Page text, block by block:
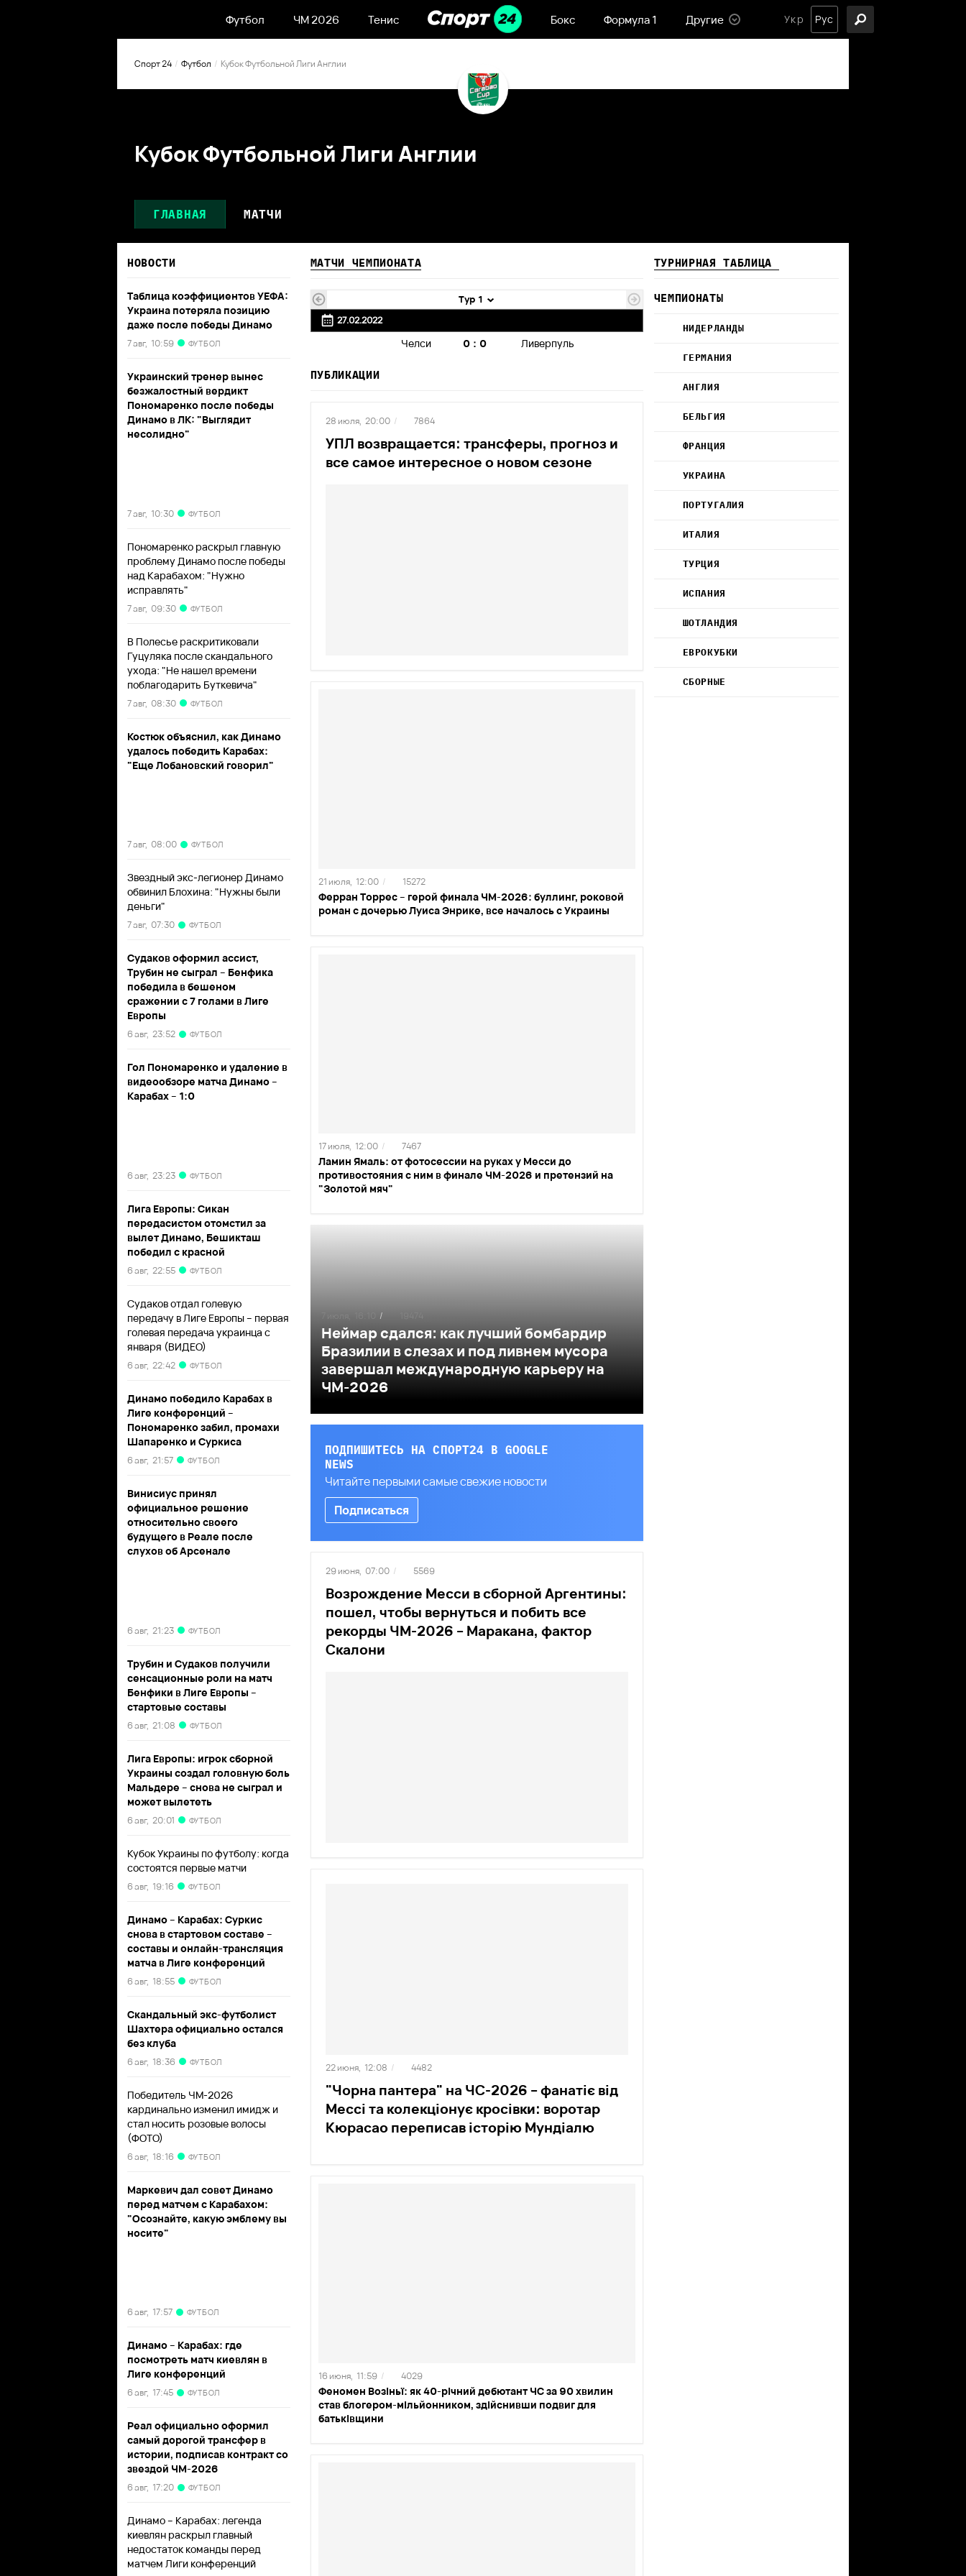
Футбол ЧМ 2026 Тенис Бокс Формула 1 Другие Укр Рус
Спорт 24 Футбол Кубок Футбольной Лиги Англии
Кубок Футбольной Лиги Англии
ГЛАВНАЯ МАТЧИ
НОВОСТИ
Таблица коэффициентов УЕФА:
Украина потеряла позицию
даже после победы Динамо
7 авг, 10:59 ФУТБОЛ
Украинский тренер вынес
безжалостный вердикт
Пономаренко после победы
Динамо в ЛК: "Выглядит
несолидно"
7 авг, 10:30 ФУТБОЛ
Пономаренко раскрыл главную
проблему Динамо после победы
над Карабахом: "Нужно
исправлять"
7 авг, 09:30 ФУТБОЛ
В Полесье раскритиковали
Гуцуляка после скандального
ухода: "Не нашел времени
поблагодарить Буткевича"
7 авг, 08:30 ФУТБОЛ
Костюк объяснил, как Динамо
удалось победить Карабах:
"Еще Лобановский говорил"
7 авг, 08:00 ФУТБОЛ
Звездный экс-легионер Динамо
обвинил Блохина: "Нужны были
деньги"
7 авг, 07:30 ФУТБОЛ
Судаков оформил ассист,
Трубин не сыграл – Бенфика
победила в бешеном
сражении с 7 голами в Лиге
Европы
6 авг, 23:52 ФУТБОЛ
Гол Пономаренко и удаление в
видеообзоре матча Динамо –
Карабах – 1:0
6 авг, 23:23 ФУТБОЛ
Лига Европы: Сикан
передасистом отомстил за
вылет Динамо, Бешикташ
победил с красной
6 авг, 22:55 ФУТБОЛ
Судаков отдал голевую
передачу в Лиге Европы – первая
голевая передача украинца с
января (ВИДЕО)
6 авг, 22:42 ФУТБОЛ
Динамо победило Карабах в
Лиге конференций –
Пономаренко забил, промахи
Шапаренко и Суркиса
6 авг, 21:57 ФУТБОЛ
Винисиус принял
официальное решение
относительно своего
будущего в Реале после
слухов об Арсенале
6 авг, 21:23 ФУТБОЛ
Трубин и Судаков получили
сенсационные роли на матч
Бенфики в Лиге Европы –
стартовые составы
6 авг, 21:08 ФУТБОЛ
Лига Европы: игрок сборной
Украины создал головную боль
Мальдере – снова не сыграл и
может вылететь
6 авг, 20:01 ФУТБОЛ
Кубок Украины по футболу: когда
состоятся первые матчи
6 авг, 19:16 ФУТБОЛ
Динамо – Карабах: Суркис
снова в стартовом составе –
составы и онлайн-трансляция
матча в Лиге конференций
6 авг, 18:55 ФУТБОЛ
Скандальный экс-футболист
Шахтера официально остался
без клуба
6 авг, 18:36 ФУТБОЛ
Победитель ЧМ-2026
кардинально изменил имидж и
стал носить розовые волосы
(ФОТО)
6 авг, 18:16 ФУТБОЛ
Маркевич дал совет Динамо
перед матчем с Карабахом:
"Осознайте, какую эмблему вы
носите"
6 авг, 17:57 ФУТБОЛ
Динамо – Карабах: где
посмотреть матч киевлян в
Лиге конференций
6 авг, 17:45 ФУТБОЛ
Реал официально оформил
самый дорогой трансфер в
истории, подписав контракт со
звездой ЧМ-2026
6 авг, 17:20 ФУТБОЛ
Динамо – Карабах: легенда
киевлян раскрыл главный
недостаток команды перед
матчем Лиги конференций
МАТЧИ ЧЕМПИОНАТА
Тур 1
27.02.2022
Челси 0:0 Ливерпуль
ПУБЛИКАЦИИ
УПЛ возвращается: трансферы, прогноз и
все самое интересное о новом сезоне
28 июля, 20:00 / 7864
Ферран Торрес – герой финала ЧМ-2026: буллинг, роковой
роман с дочерью Луиса Энрике, все началось с Украины
21 июля, 12:00 / 15272
Ламин Ямаль: от фотосессии на руках у Месси до
противостояния с ним в финале ЧМ-2026 и претензий на
"Золотой мяч"
17 июля, 12:00 / 7467
Неймар сдался: как лучший бомбардир
Бразилии в слезах и под ливнем мусора
завершал международную карьеру на
ЧМ-2026
/
ПОДПИШИТЕСЬ НА СПОРТ24 В GOOGLE
NEWS
Читайте первыми самые свежие новости
Подписаться
Возрождение Месси в сборной Аргентины:
пошел, чтобы вернуться и побить все
рекорды ЧМ-2026 – Маракана, фактор
Скалони
29 июня, 07:00 / 5569
"Чорна пантера" на ЧС-2026 – фанатіє від
Мессі та колекціонує кросівки: воротар
Кюрасао переписав історію Мундіалю
22 июня, 12:08 / 4482
Феномен Возіньї: як 40-річний дебютант ЧС за 90 хвилин
став блогером-мільйонником, здійснивши подвиг для
батьківщини
16 июня, 11:59 / 4029
ТУРНИРНАЯ ТАБЛИЦА
ЧЕМПИОНАТЫ
НИДЕРЛАНДЫ
ГЕРМАНИЯ
АНГЛИЯ
БЕЛЬГИЯ
ФРАНЦИЯ
УКРАИНА
ПОРТУГАЛИЯ
ИТАЛИЯ
ТУРЦИЯ
ИСПАНИЯ
ШОТЛАНДИЯ
ЕВРОКУБКИ
СБОРНЫЕ